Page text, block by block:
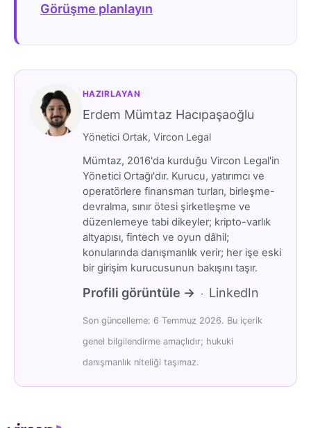
Görüşme planlayın
HAZIRLAYAN
Erdem Mümtaz Hacıpaşaoğlu
Yönetici Ortak, Vircon Legal
Mümtaz, 2016'da kurduğu Vircon Legal'in
Yönetici Ortağı'dır. Kurucu, yatırımcı ve
operatörlere finansman turları, birleşme-
devralma, sınır ötesi şirketleşme ve
düzenlemeye tabi dikeyler; kripto-varlık
altyapısı, fintech ve oyun dâhil;
konularında danışmanlık verir; her işe eski
bir girişim kurucusunun bakışını taşır.
Profili görüntüle → · LinkedIn
Son güncelleme: 6 Temmuz 2026. Bu içerik
genel bilgilendirme amaçlıdır; hukuki
danışmanlık niteliği taşımaz.